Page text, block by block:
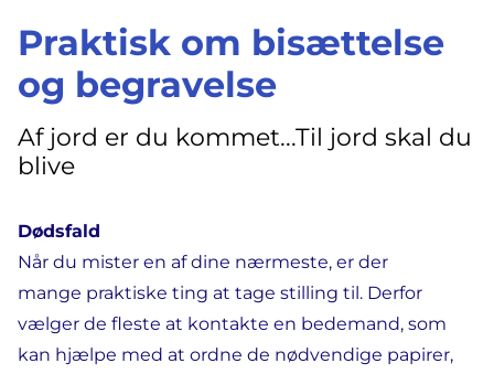
Praktisk om bisættelse
og begravelse
Af jord er du kommet...Til jord skal du
blive
Dødsfald
Når du mister en af dine nærmeste, er der
mange praktiske ting at tage stilling til. Derfor
vælger de fleste at kontakte en bedemand, som
kan hjælpe med at ordne de nødvendige papirer,